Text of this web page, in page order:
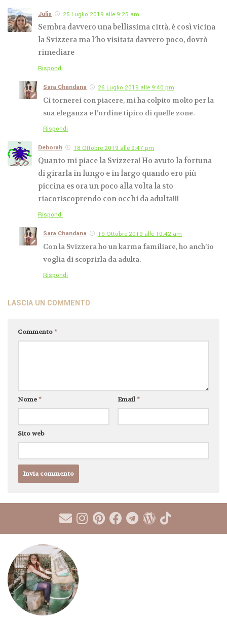
Julia 25 Luglio 2019 alle 9:25 am
Sembra davvero una bellissima città, è così vicina
la Svizzera ma l’ho visitata davvero poco, dovrò
rimediare
Rispondi
Sara Chandana 26 Luglio 2019 alle 9:40 pm
Ci tornerei con piacere, mi ha colpito molto per la
sua eleganza e l’ordine tipico di quelle zone.
Rispondi
Deborah 18 Ottobre 2019 alle 9:47 pm
Quanto mi piace la Svizzera! Ho avuto la fortuna
di girarla in lungo e in largo quando ero più
piccina es ora un poco alla volta la sto
riacoriscoprendo con occhi da adulta!!!
Rispondi
Sara Chandana 19 Ottobre 2019 alle 10:42 am
Con la Svizzera ho un karma familiare, ho anch’io
voglia di scoprirla da adulta.
Rispondi
LASCIA UN COMMENTO
Commento*
Nome* Email*
Sito web